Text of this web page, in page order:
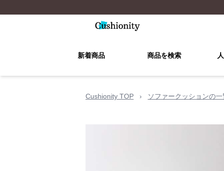
新着商品 商品を検索
Cushionity TOP › ソファークッションの一